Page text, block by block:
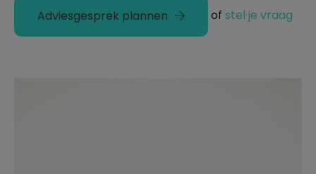
Adviesgesprek plannen of stel je vraag